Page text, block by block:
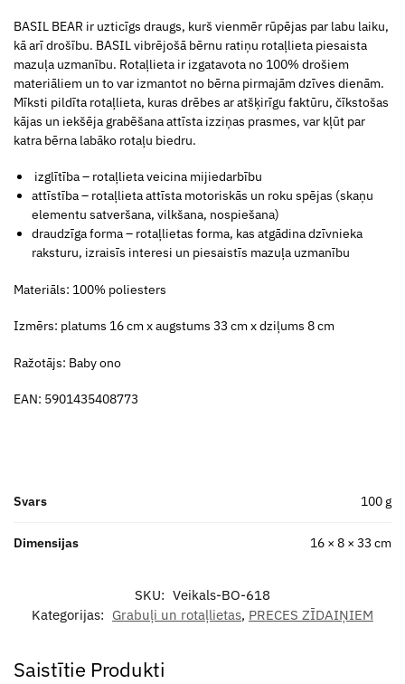
BASIL BEAR ir uzticīgs draugs, kurš vienmēr rūpējas par labu laiku,
kā arī drošību. BASIL vibrējošā bērnu ratiņu rotaļlieta piesaista
mazuļa uzmanību. Rotaļlieta ir izgatavota no 100% drošiem
materiāliem un to var izmantot no bērna pirmajām dzīves dienām.
Mīksti pildīta rotaļlieta, kuras drēbes ar atšķirīgu faktūru, čīkstošas
kājas un iekšēja grabēšana attīsta izziņas prasmes, var kļūt par
katra bērna labāko rotaļu biedru.
izglītība – rotaļlieta veicina mijiedarbību
attīstība – rotaļlieta attīsta motoriskās un roku spējas (skaņu
elementu satveršana, vilkšana, nospiešana)
draudzīga forma – rotaļlietas forma, kas atgādina dzīvnieka
raksturu, izraisīs interesi un piesaistīs mazuļa uzmanību
Materiāls: 100% poliesters
Izmērs: platums 16 cm x augstums 33 cm x dziļums 8 cm
Ražotājs: Baby ono
EAN: 5901435408773
Svars 100 g
Dimensijas 16 × 8 × 33 cm
SKU: Veikals-BO-618
Kategorijas: Grabuļi un rotaļlietas, PRECES ZĪDAIŅIEM
Saistītie Produkti